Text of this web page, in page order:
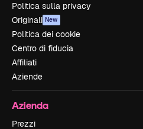
Politica sulla privacy
Originali New
Politica dei cookie
Centro di fiducia
Affiliati
Aziende
Azienda
Prezzi